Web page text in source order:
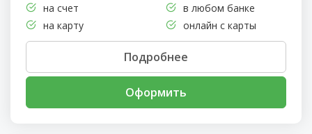
на счет
на карту
в любом банке
онлайн с карты
Подробнее
Оформить